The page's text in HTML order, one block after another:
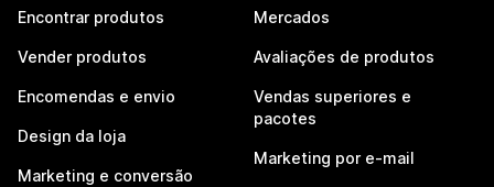
Encontrar produtos
Vender produtos
Encomendas e envio
Design da loja
Marketing e conversão
Mercados
Avaliações de produtos
Vendas superiores e
pacotes
Marketing por e-mail